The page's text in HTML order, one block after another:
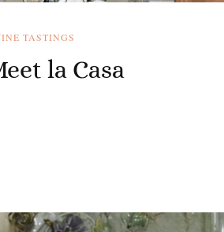
TASTINGS
la Casa